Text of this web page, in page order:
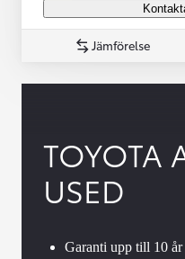
Jämförelse
TOYOTA
USED
Garanti upp till 10